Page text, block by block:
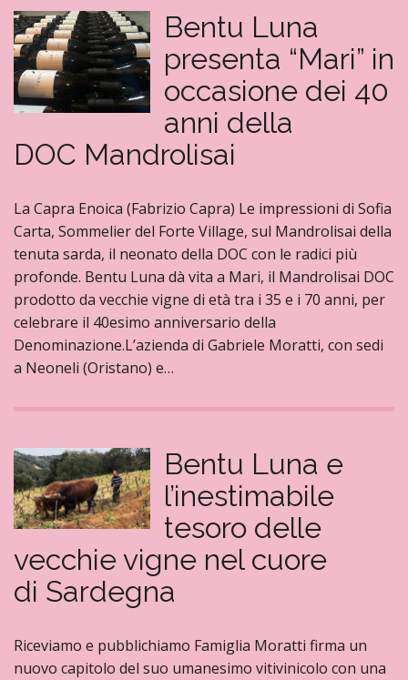
Bentu Luna
presenta “Mari” in
occasione dei 40
anni della
DOC Mandrolisai
La Capra Enoica (Fabrizio Capra) Le impressioni di Sofia
Carta, Sommelier del Forte Village, sul Mandrolisai della
tenuta sarda, il neonato della DOC con le radici più
profonde. Bentu Luna dà vita a Mari, il Mandrolisai DOC
prodotto da vecchie vigne di età tra i 35 e i 70 anni, per
celebrare il 40esimo anniversario della
Denominazione.L’azienda di Gabriele Moratti, con sedi
a Neoneli (Oristano) e…
Bentu Luna e
l’inestimabile
tesoro delle
vecchie vigne nel cuore
di Sardegna
Riceviamo e pubblichiamo Famiglia Moratti firma un
nuovo capitolo del suo umanesimo vitivinicolo con una